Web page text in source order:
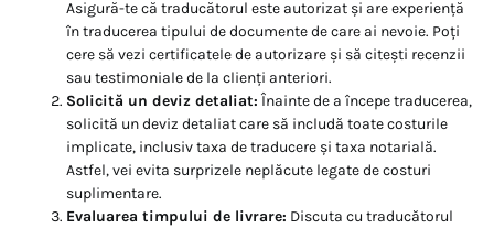
Asigură-te că traducătorul este autorizat și are experiență
în traducerea tipului de documente de care ai nevoie. Poți
cere să vezi certificatele de autorizare și să citești recenzii
sau testimoniale de la clienți anteriori.
Solicită un deviz detaliat: Înainte de a începe traducerea,
solicită un deviz detaliat care să includă toate costurile
implicate, inclusiv taxa de traducere și taxa notarială.
Astfel, vei evita surprizele neplăcute legate de costuri
suplimentare.
Evaluarea timpului de livrare: Discuta cu traducătorul